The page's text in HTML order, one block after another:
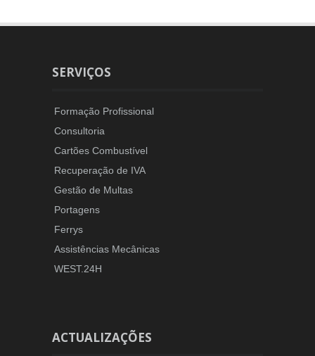
SERVIÇOS
Formação Profissional
Consultoria
Cartões Combustível
Recuperação de IVA
Gestão de Multas
Portagens
Ferrys
Assistências Mecânicas
WEST.24H
ACTUALIZAÇÕES